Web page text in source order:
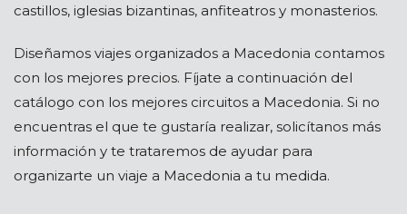
castillos, iglesias bizantinas, anfiteatros y monasterios.
Diseñamos viajes organizados a Macedonia contamos
con los mejores precios. Fíjate a continuación del
catálogo con los mejores circuitos a Macedonia. Si no
encuentras el que te gustaría realizar, solicítanos más
información y te trataremos de ayudar para
organizarte un viaje a Macedonia a tu medida.